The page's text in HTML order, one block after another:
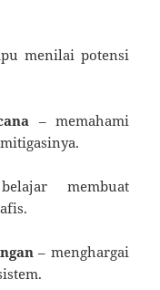
menilai potensi
– memahami
membuat
– menghargai